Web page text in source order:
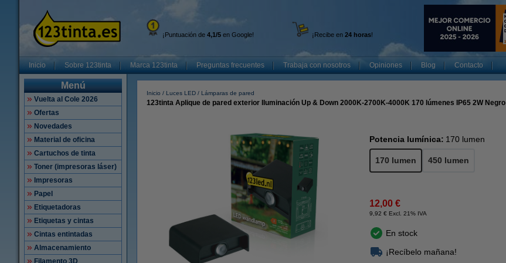
¡Puntuación de 4,1/5 en Google! ¡Recibe en 24 horas!
Inicio Sobre 123tinta Marca 123tinta Preguntas frecuentes Trabaja con nosotros Opiniones Blog Contacto
Menú
Vuelta al Cole 2026
Ofertas
Novedades
Material de oficina
Cartuchos de tinta
Toner (impresoras láser)
Impresoras
Papel
Etiquetadoras
Etiquetas y cintas
Cintas entintadas
Almacenamiento
Filamento 3D
Inicio Luces LED Lámparas de pared
123tinta Aplique de pared exterior Iluminación Up & Down 2000K-2700K-4000K 170 lúmenes IP65 2W Negro
Potencia lumínica: 170 lumen
170 lumen 450 lumen
12,00 €
9,92 € Excl. 21% IVA
En stock
¡Recíbelo mañana!